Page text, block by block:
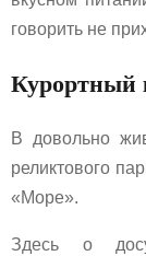
говорить не
Курортный
В довольно
реликтового
«Море».
Здесь о